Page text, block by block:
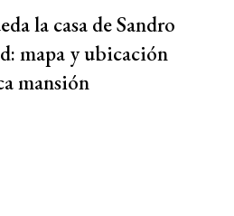
la casa de Sandro
mapa y ubicación
mansión